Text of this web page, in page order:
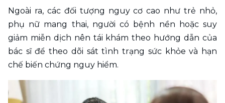
Ngoài ra, các đối tượng nguy cơ cao như trẻ nhỏ,
phụ nữ mang thai, người có bệnh nền hoặc suy
giảm miễn dịch nên tái khám theo hướng dẫn của
bác sĩ để theo dõi sát tình trạng sức khỏe và hạn
chế biến chứng nguy hiểm.